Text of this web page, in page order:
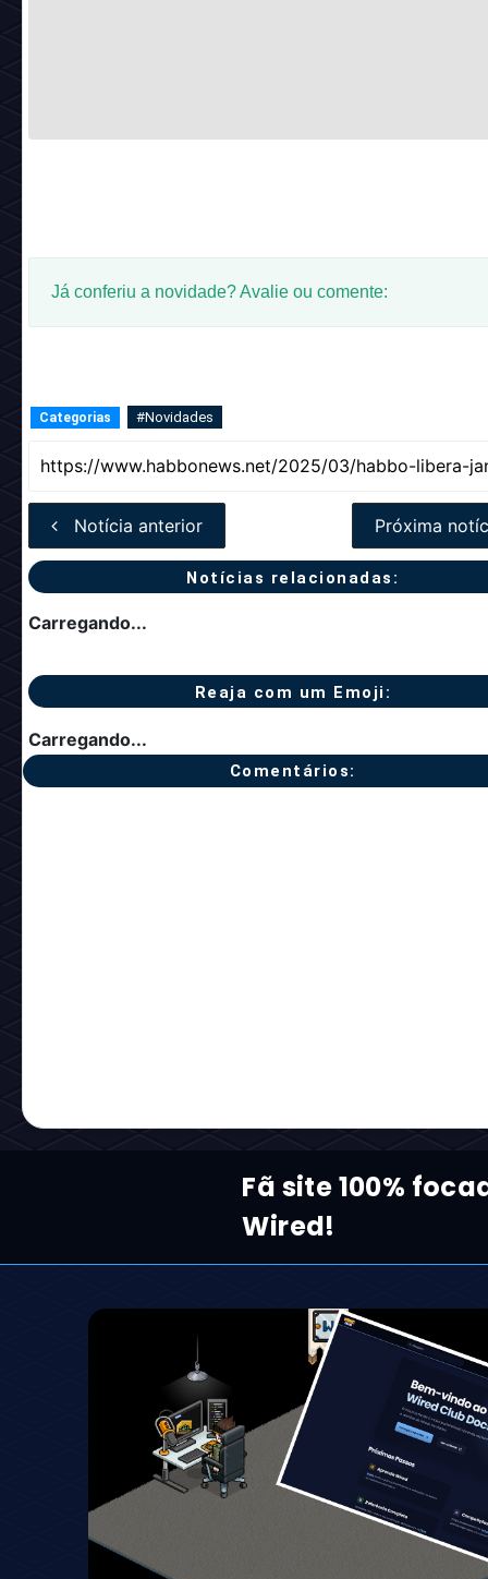
Já conferiu a novidade? Avalie ou comente:
Categorias #Novidades
Notícia anterior Próxima
Notícias relacionadas:
Carregando...
Reaja com um Emoji:
Carregando...
Comentários:
Fã site 100%
Wired!